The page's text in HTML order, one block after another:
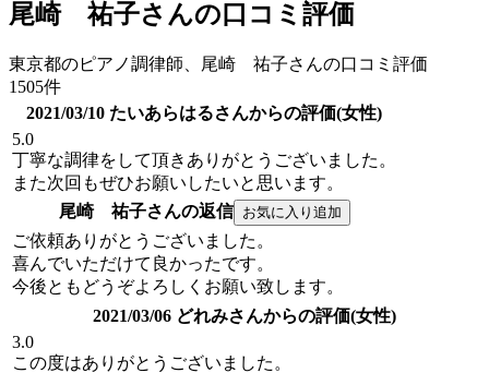
尾崎 祐子さんの口コミ評価
東京都のピアノ調律師、尾崎 祐子さんの口コミ評価
1505件
2021/03/10 たいあらはるさんからの評価(女性)
5.0
丁寧な調律をして頂きありがとうございました。
また次回もぜひお願いしたいと思います。
尾崎 祐子さんの返信
ご依頼ありがとうございました。
喜んでいただけて良かったです。
今後ともどうぞよろしくお願い致します。
2021/03/06 どれみさんからの評価(女性)
3.0
この度はありがとうございました。